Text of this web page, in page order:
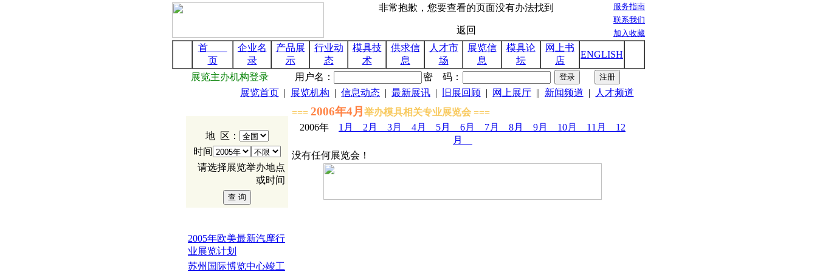
服务指南
联系我们
加入收藏
首
页
企业名
录
产品展
示
行业动
态
模具技
术
供求信
息
人才市
场
展览信
息
模具论
坛
网上书
店
ENGLISH
展览主办机构登录 用户名：
密 码：
展览首页 | 展览机构 | 信息动态 | 最新展讯 | 旧展回顾 | 网上展厅 || 新闻频道 |
人才频道
地 区：
时间
请选择展览举办地点
或时间
2005年欧美最新汽摩行
业展览计划
苏州国际博览中心竣工
=== 2006年4月 举办模具相关专业展览会 ===
2006年 1月 2月 3月 4月 5月 6月 7月 8月 9月 10月 11月 12
月
没有任何展览会！